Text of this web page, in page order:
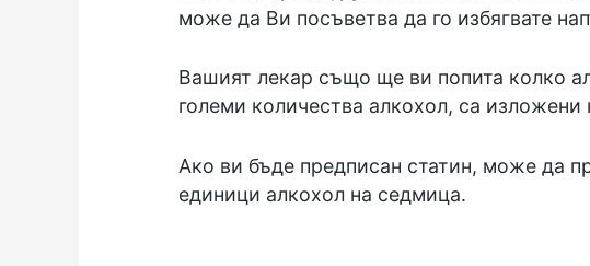
може да Ви посъветва да го избягвате
Вашият лекар също ще ви попита колко
големи количества алкохол, са
Ако ви бъде предписан статин, може да
единици алкохолна седмица.